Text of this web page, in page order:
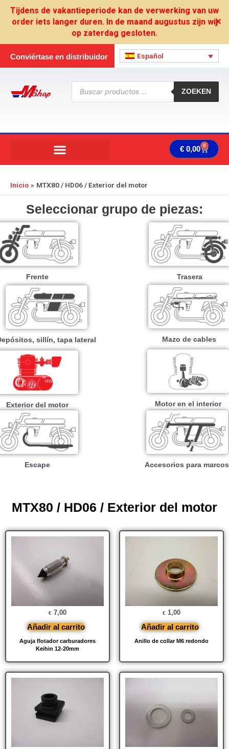
Tijdens de vakantieperiode kan de verwerking van uw
order iets langer duren. In de maand augustus zijn wij
op zaterdag gesloten.
✕
Conviértase en distribuidor Español
Búsqueda
productos
ZOEKEN
€ 0,00 0
Inicio MTX80 / HD06 / Exterior del motor
Seleccionar grupo de piezas:
Frente Trasera
sillín, tapa lateral Mazo de cables
Exterior del motor Motor en el interior
Escape Accesorios para marcos
MTX80 / HD06 / Exterior del motor
Aguja flotador carburadores
Keihin 12-20mm
€ 7,00
Añadir al carrito
Anillo de collar M6 redondo
€ 1,00
Añadir al carrito